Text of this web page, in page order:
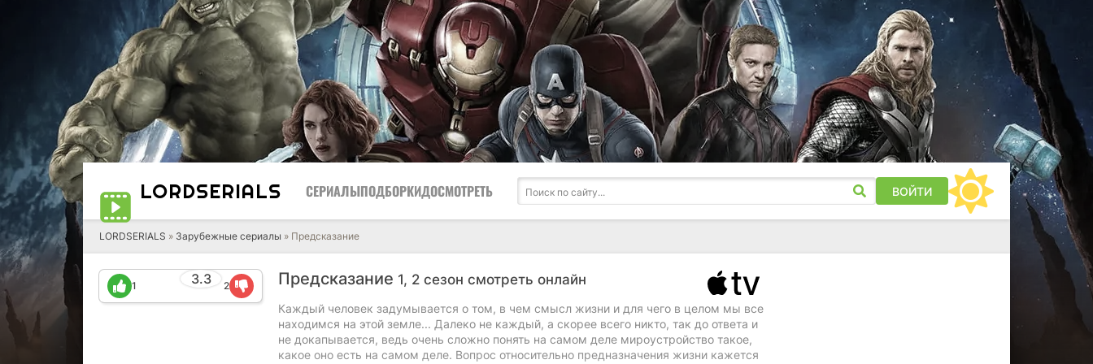
LORDSERIALS СЕРИАЛЫПОДБОРКИДОСМОТРЕТЬ ВОЙТИ
LORDSERIALS » Зарубежные сериалы » Предсказание
Предсказание 1, 2 сезон смотреть онлайн
3.3
1 2
Каждый человек задумывается о том, в чем смысл жизни и для чего в целом мы все
находимся на этой земле... Далеко не каждый, а скорее всего никто, так до ответа и
не докапывается, ведь очень сложно понять на самом деле мироустройство такое,
какое оно есть на самом деле. Вопрос относительно предназначения жизни кажется